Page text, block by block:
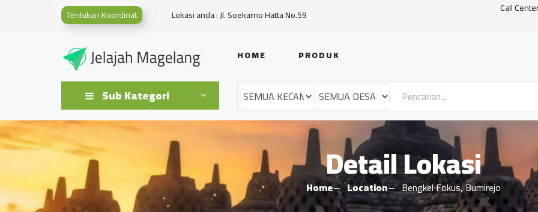
Tentukan Koordinat Lokasi anda : Jl. Soekarno Hatta No.59 Call
HOME PRODUK
Sub Kategori
Detail Lokasi
Home Location Bengkel Fokus, Bumirejo